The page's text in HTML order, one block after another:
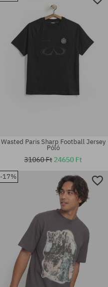
Wasted Paris Sharp Football Jersey
Póló
31060 Ft 24650 Ft
-17%